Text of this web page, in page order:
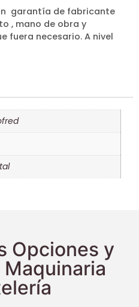
garantía de fabricante
, mano de obra y
fuera necesario. A nivel
Opciones y